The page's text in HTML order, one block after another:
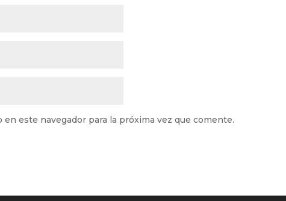
este navegador para la próxima vez que comente.